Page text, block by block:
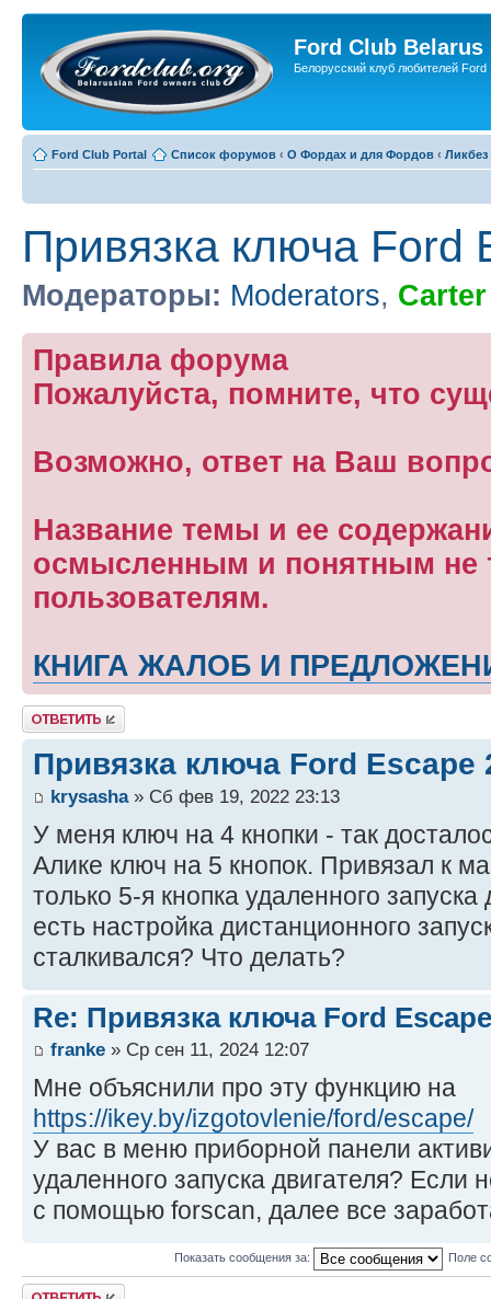
Ford Club Belarus
Белорусский клуб любителей Ford
Ford Club Portal Список форумов ‹ О Фордах и для Фордов ‹ Ликбез
Привязка ключа Ford
Модераторы: Moderators, Carter
Правила форума
Пожалуйста, помните, что
Возможно, ответ на Ваш
Название темы и ее
осмысленным и понятным не
пользователям.
КНИГА ЖАЛОБ И
Ответить
Привязка ключа Ford Escape
krysasha» Сб фев 19, 2022 23:13
У меня ключ на 4 кнопки - так
Алике ключ на 5 кнопок. Привязал к
только 5-я кнопка удаленного
есть настройка дистанционного
сталкивался? Что делать?
Re: Привязка ключа Ford
franke » Ср сен 11, 2024 12:07
Мне объяснили про эту функцию на
https://ikey.by/izgotovlenie/ford/escape/
У вас в меню приборной панели
удаленного запуска двигателя? Если
с помощью forscan, далее все
Показать сообщения за: Поле
Ответить